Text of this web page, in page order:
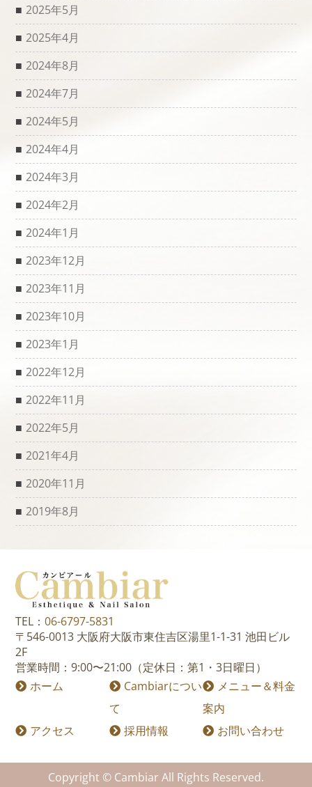
2025年5月
2025年4月
2024年8月
2024年7月
2024年5月
2024年4月
2024年3月
2024年2月
2024年1月
2023年12月
2023年11月
2023年10月
2023年1月
2022年12月
2022年11月
2022年5月
2021年4月
2020年11月
2019年8月
TEL：06-6797-5831
〒546-0013 大阪府大阪市東住吉区湯里1-1-31 池田ビル
2F
営業時間：9:00〜21:00（定休日：第1・3日曜日）
ホーム
Cambiarについ
て
メニュー＆料金
案内
アクセス
採用情報 お問い合わせ
Copyright © Cambiar All Rights Reserved.